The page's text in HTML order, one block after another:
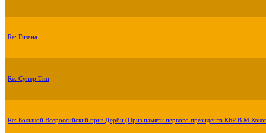
Re: Гизана
Re: Супер Тип
Re: Большой Всероссийский приз Дерби (Приз памяти первого президента КБР